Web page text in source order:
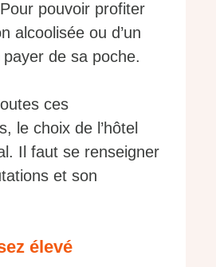
pouvoir profiter
alcoolisée ou d’un
de sa poche.
ces
le choix de l’hôtel
Il faut se renseigner
et son
élevé